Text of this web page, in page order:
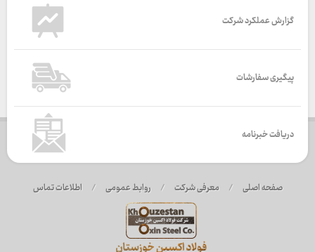
گزارش عملکرد شرکت
پیگیری سفارشات
دریافت خبرنامه
صفحه اصلی / معرفی شرکت / روابط عمومی / اطلاعات تماس